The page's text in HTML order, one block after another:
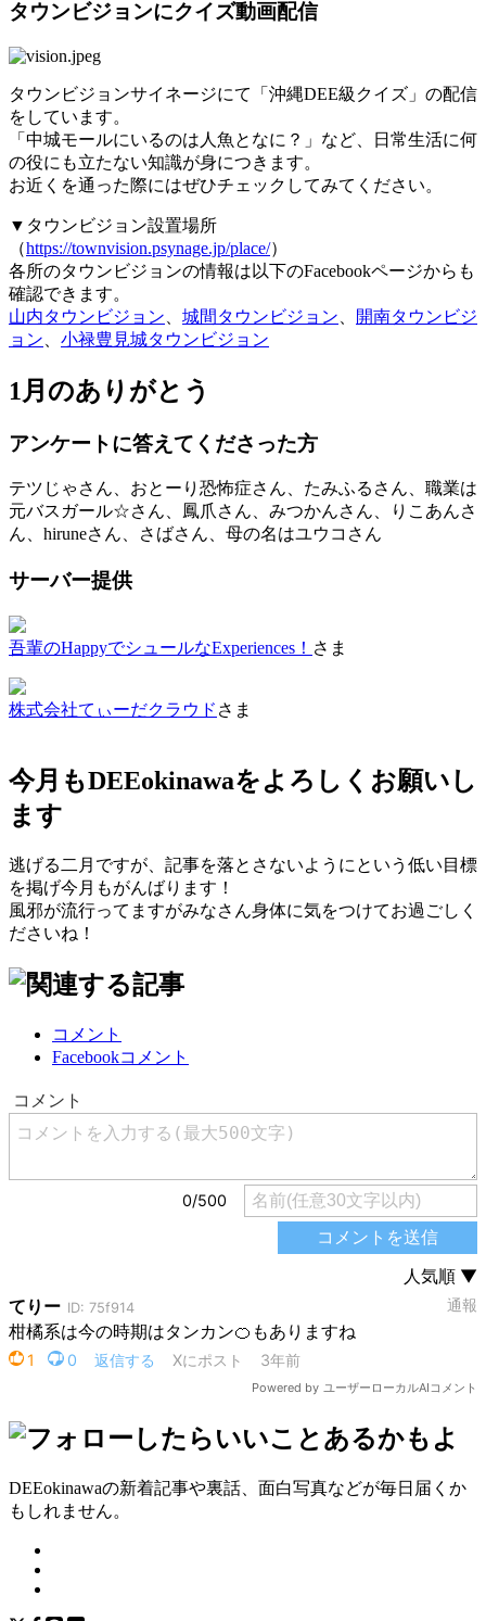
タウンビジョンにクイズ動画配信
タウンビジョンサイネージにて「沖縄DEE級クイズ」の配信
をしています。
「中城モールにいるのは人魚となに？」など、日常生活に何
の役にも立たない知識が身につきます。
お近くを通った際にはぜひチェックしてみてください。
▼タウンビジョン設置場所
（https://townvision.psynage.jp/place/）
各所のタウンビジョンの情報は以下のFacebookページからも
確認できます。
山内タウンビジョン
城間タウンビジョン
開南タウンビジ
ョン
小禄豊見城タウンビジョン
1月のありがとう
アンケートに答えてくださった方
テツじゃさん、おとーり恐怖症さん、たみふるさん、職業は
元バスガール☆さん、鳳爪さん、みつかんさん、りこあんさ
ん、hiruneさん、さばさん、母の名はユウコさん
サーバー提供
吾輩のHappyでシュールなExperiences！ さま
株式会社てぃーだクラウド さま
今月もDEEokinawaをよろしくお願いし
ます
逃げる二月ですが、記事を落とさないようにという低い目標
を掲げ今月もがんばります！
風邪が流行ってますがみなさん身体に気をつけてお過ごしく
ださいね！
コメント
Facebookコメント
DEEokinawaの新着記事や裏話、面白写真などが毎日届くか
もしれません。